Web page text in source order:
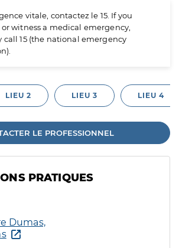
vitale, contactez le 15. If you
witness a medical emergency,
15 (the national emergency
LIEU 2 LIEU 3 LIEU 4
LE PROFESSIONNEL
PRATIQUES
Dumas,